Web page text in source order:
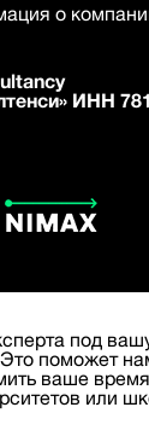
о
ИНН
под вашу
поможет
ваше
или